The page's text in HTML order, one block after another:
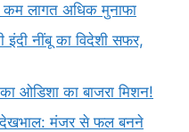
कम लागत अधिक मुनाफा
नींबू का विदेशी सफर,
ओडिशा का बाजरा मिशन!
मंजर से फल बनने